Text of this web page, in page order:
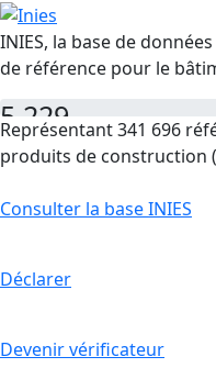
INIES, la base de
de référence pour le
5 229
FDES
Représentant 341 696
produits de construction
Consulter la base INIES
Déclarer
Devenir vérificateur